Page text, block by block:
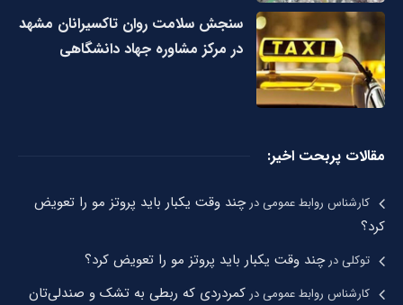
سنجش سلامت روان تاکسیرانان مشهد
در مرکز مشاوره جهاد دانشگاهی
مقالات پربحت اخیر:
کارشناس روابط عمومیدرچند وقت یکبار باید پروتز مو را تعویض
کرد؟
توکلیدرچند وقت یکبار باید پروتز مو را تعویض کرد؟
کارشناس روابط عمومیدر کمردردی که ربطی به تشک و صندلی‌تان